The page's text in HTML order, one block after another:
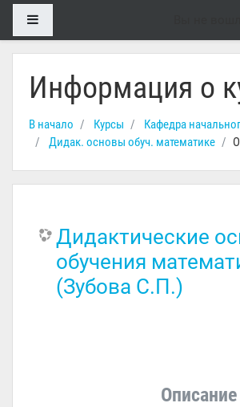
Перейти к основному содержанию
Информация о
В начало Курсы
Кафедра
Дидак. основы обуч. математике
Дидактические
обучения
(Зубова С.П.)